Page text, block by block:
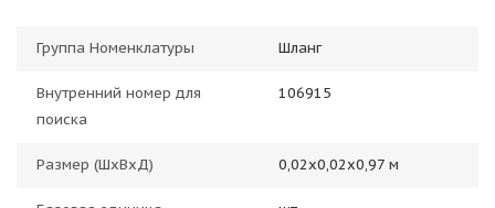
Группа Номенклатуры Шланг
Внутренний номер для
поиска
106915
Размер (ШхВхД) 0,02х0,02х0,97 м